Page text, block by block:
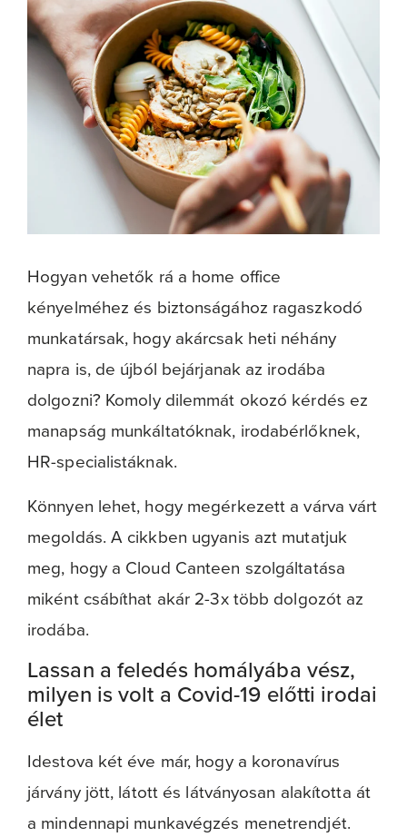
Hogyan vehetők rá a home office
kényelméhez és biztonságához ragaszkodó
munkatársak, hogy akárcsak heti néhány
napra is, de újból bejárjanak az irodába
dolgozni? Komoly dilemmát okozó kérdés ez
manapság munkáltatóknak, irodabérlőknek,
HR-specialistáknak.
Könnyen lehet, hogy megérkezett a várva várt
megoldás. A cikkben ugyanis azt mutatjuk
meg, hogy a Cloud Canteen szolgáltatása
miként csábíthat akár 2-3x több dolgozót az
irodába.
Lassan a feledés homályába vész,
milyen is volt a Covid-19 előtti irodai
élet
Idestova két éve már, hogy a koronavírus
járvány jött, látott és látványosan alakította át
a mindennapi munkavégzés menetrendjét.